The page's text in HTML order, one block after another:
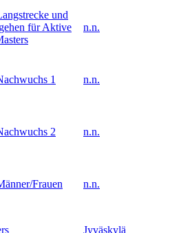
und
für Aktive
n.n.
1 n.n.
2 n.n.
Frauen n.n.
Jyväskylä